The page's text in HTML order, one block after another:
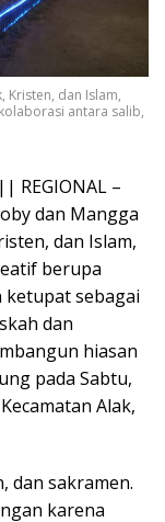
Kristen, dan Islam,
antara salib,
REGIONAL –
dan Mangga
dan Islam,
berupa
ketupat sebagai
dan
hiasan
pada Sabtu,
Alak,
dan sakramen.
karena